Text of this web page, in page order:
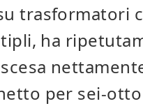
trasformatori
ha
per sei-